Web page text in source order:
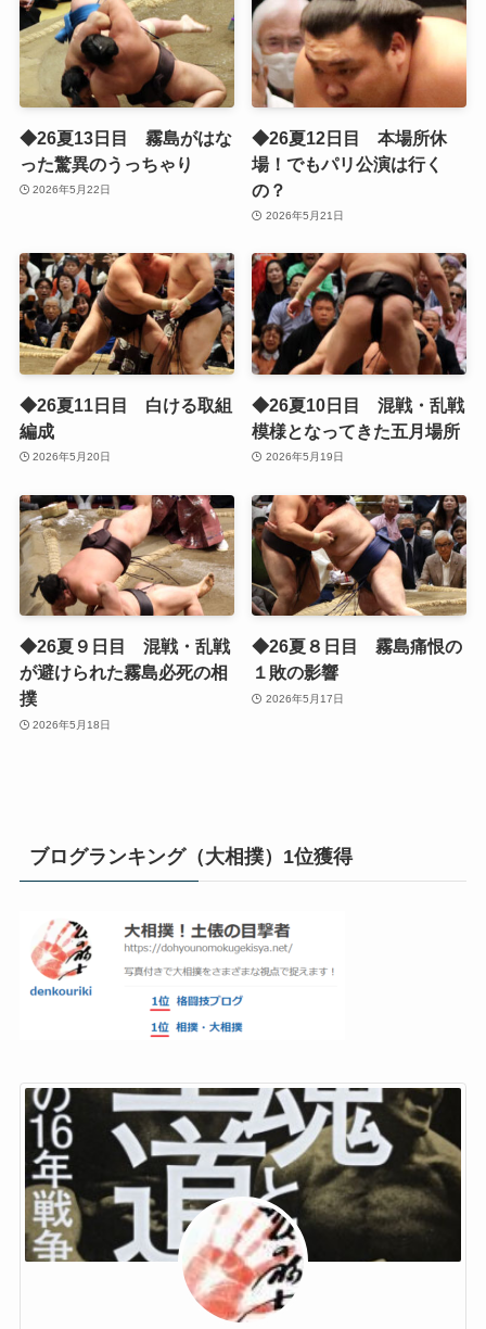
◆26夏13日目 霧島がはな
った驚異のうっちゃり
2026年5月22日
◆26夏12日目 本場所休
場！でもパリ公演は行く
の？
2026年5月21日
◆26夏11日目 白ける取組
編成
2026年5月20日
◆26夏10日目 混戦・乱戦
模様となってきた五月場所
2026年5月19日
◆26夏９日目 混戦・乱戦
が避けられた霧島必死の相
撲
2026年5月18日
◆26夏８日目 霧島痛恨の
１敗の影響
2026年5月17日
ブログランキング（大相撲）1位獲得